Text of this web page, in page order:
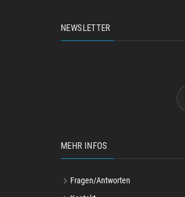
NEWSLETTER
MEHR INFOS
Fragen/Antworten